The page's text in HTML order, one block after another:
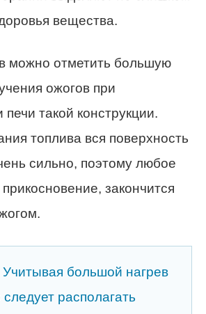
вещества.
можно отметить большую
ожогов при
печи такой конструкции.
топлива вся поверхность
сильно, поэтому любое
закончится
Учитывая большой нагрев
располагать